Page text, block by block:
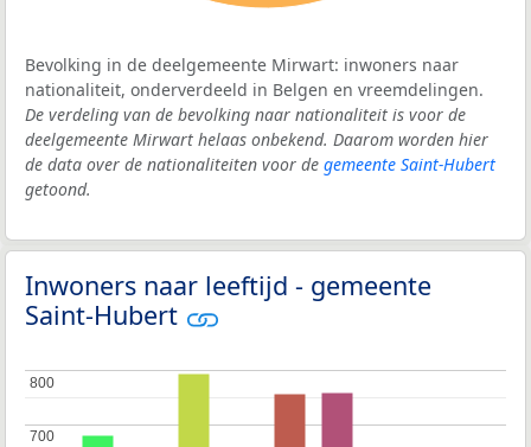
Bevolking in de deelgemeente Mirwart: inwoners naar
nationaliteit, onderverdeeld in Belgen en vreemdelingen.
De verdeling van de bevolking naar nationaliteit is voor de
deelgemeente Mirwart helaas onbekend. Daarom worden hier
de data over de nationaliteiten voor de gemeente Saint-Hubert
getoond.
Inwoners naar leeftijd - gemeente
Saint-Hubert
700
700
800
800